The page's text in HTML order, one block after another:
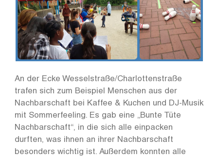
An der Ecke Wesselstraße/Charlottenstraße
trafen sich zum Beispiel Menschen aus der
Nachbarschaft bei Kaffee & Kuchen und DJ-Musik
mit Sommerfeeling. Es gab eine „Bunte Tüte
Nachbarschaft“, in die sich alle einpacken
durften, was ihnen an ihrer Nachbarschaft
besonders wichtig ist. Außerdem konnten alle